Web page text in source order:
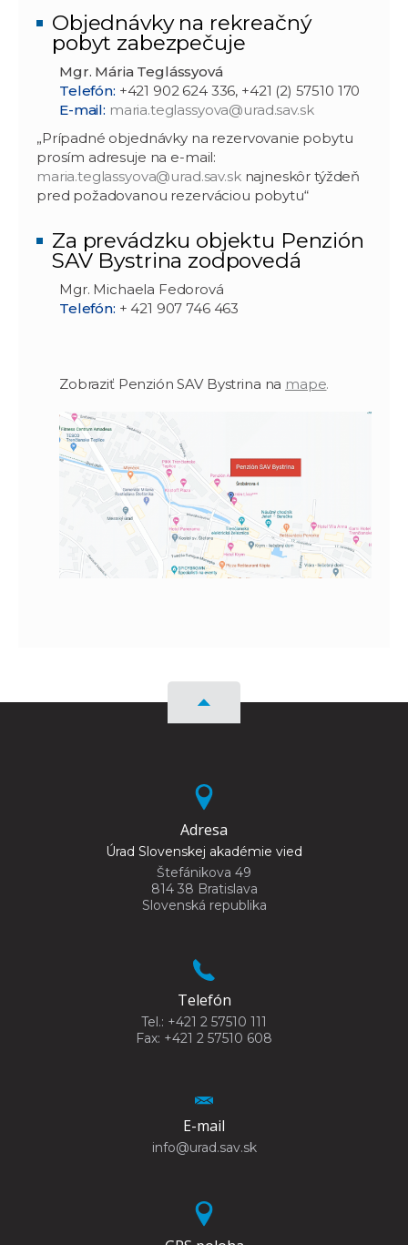
Objednávky na rekreačný
pobyt zabezpečuje
Mgr. Mária Teglássyová
Telefón: +421 902 624 336, +421 (2) 57510 170
E-mail: maria.teglassyova@urad.sav.sk
„Prípadné objednávky na rezervovanie pobytu
prosím adresuje na e-mail:
maria.teglassyova@urad.sav.sknajneskôr týždeň
pred požadovanou rezerváciou pobytu“
Za prevádzku objektu Penzión
SAV Bystrina zodpovedá
Mgr. Michaela Fedorová
Telefón: + 421 907 746 463
Zobraziť Penzión SAV Bystrina na mape.
Adresa
Úrad Slovenskej akadémie vied
Štefánikova 49
814 38 Bratislava
Slovenská republika
Telefón
Tel.: +421 2 57510 111
Fax: +421 2 57510 608
E-mail
info@urad.sav.sk